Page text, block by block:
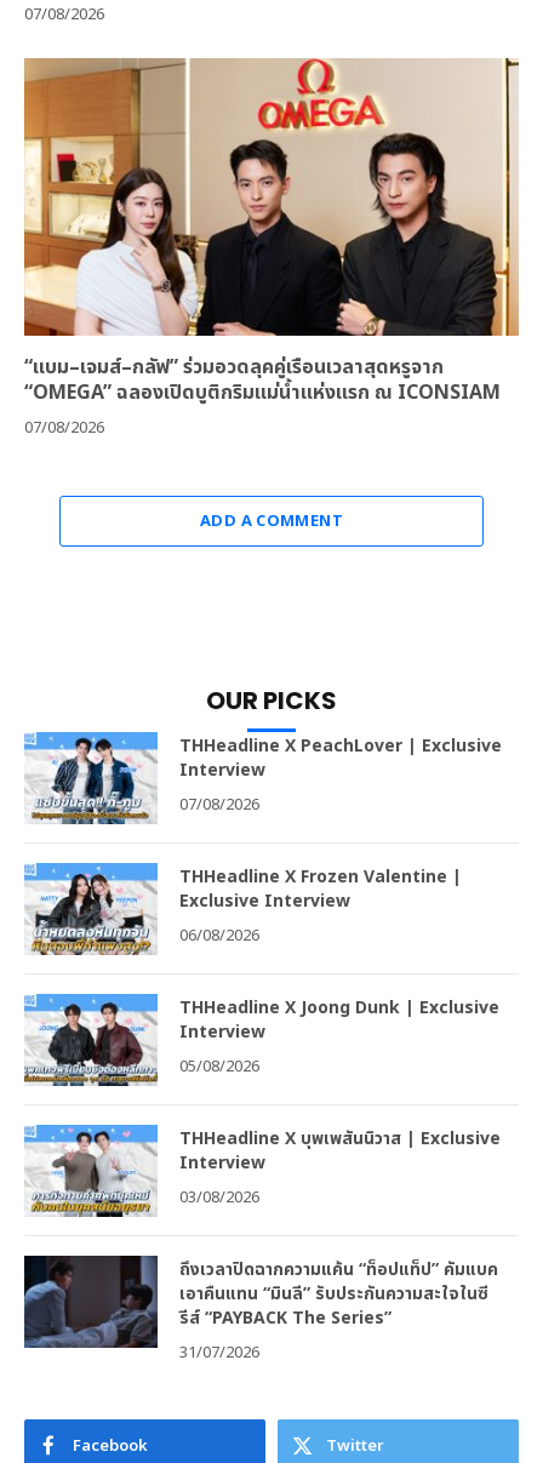
07/08/2026
“แบม–เจมส์–กลัฟ” ร่วมอวดลุคคู่เรือนเวลาสุดหรูจาก
“OMEGA” ฉลองเปิดบูติกริมแม่น้ำแห่งแรก ณ ICONSIAM
07/08/2026
ADD A COMMENT
OUR PICKS
THHeadline X PeachLover | Exclusive
Interview
07/08/2026
THHeadline X Frozen Valentine |
Exclusive Interview
06/08/2026
THHeadline X Joong Dunk | Exclusive
Interview
05/08/2026
THHeadline X บุพเพสันนิวาส | Exclusive
Interview
03/08/2026
ถึงเวลาปิดฉากความแค้น “ท็อปแท็ป” คัมแบค
เอาคืนแทน “มินลี” รับประกันความสะใจในซี
รีส์ “PAYBACK The Series”
31/07/2026
Facebook Twitter